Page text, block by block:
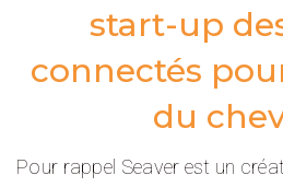
start-up
connectés
du
Pour rappel Seaver est un